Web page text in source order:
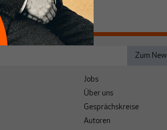
Jobs
Über uns
Gesprächskreise
Autoren